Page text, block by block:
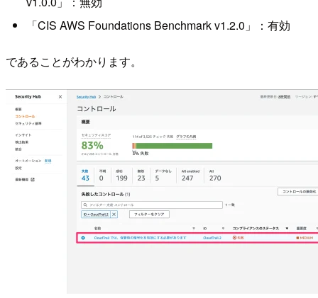
「CIS AWS Foundations Benchmark v1.2.0」：有効
であることがわかります。